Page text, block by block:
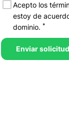
Acepto los
estoy de
dominio. *
Enviar solicitud